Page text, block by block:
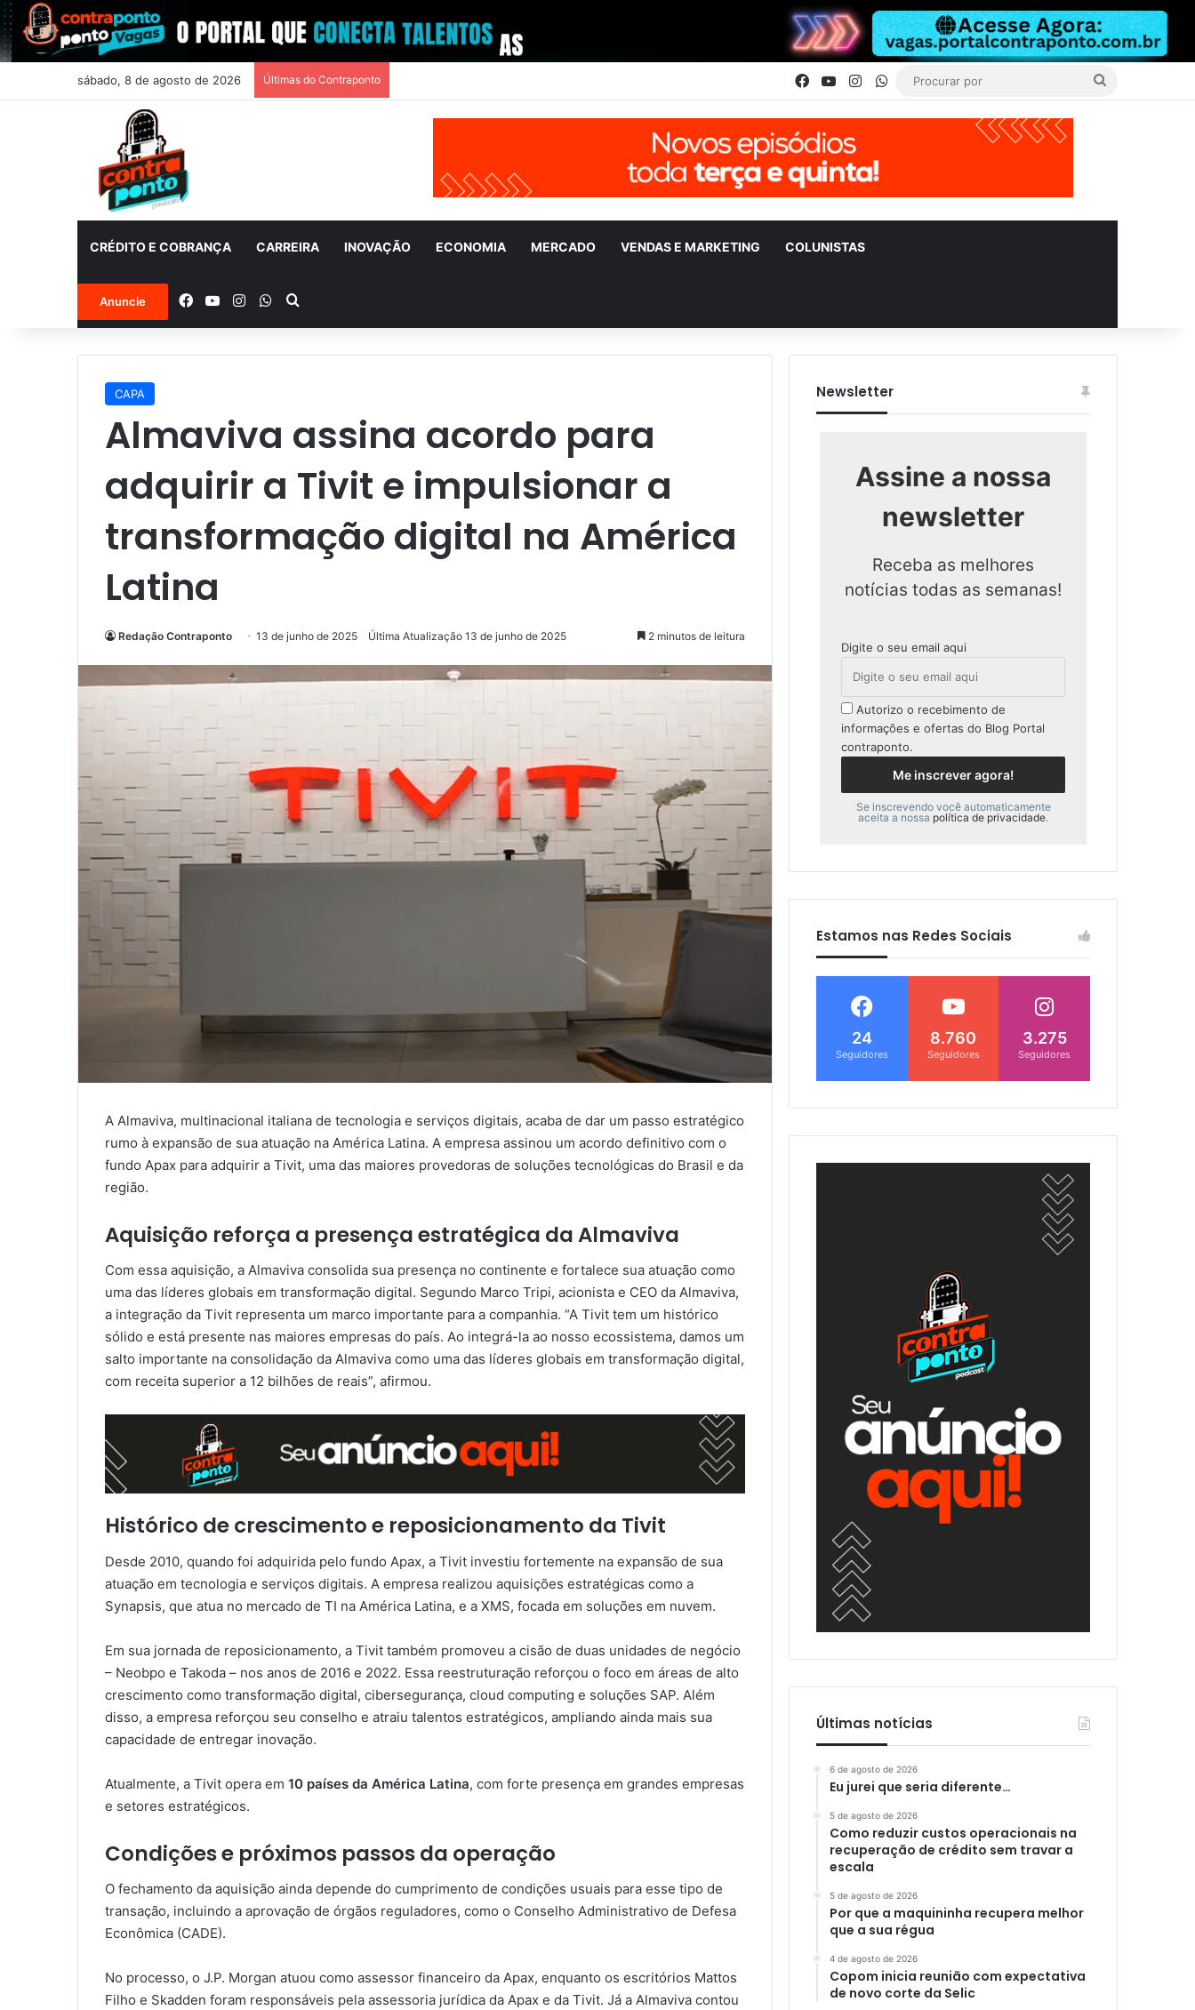
sábado, 8 de agosto de 2026 Últimas do Contraponto Facebook
YouTubeInstagramWhatsApp
CRÉDITO E COBRANÇA CARREIRA INOVAÇÃO ECONOMIA MERCADO VENDAS E MARKETING COLUNISTAS
Anuncie Facebook
YouTubeInstagramWhatsApp
Procurar por
CAPA
Almaviva assina acordo para
adquirir a Tivit e impulsionar a
transformação digital na América
Latina
Redação Contraponto 13 de junho de 2025 Última Atualização 13 de junho de 2025 2 minutos de leitura
A Almaviva, multinacional italiana de tecnologia e serviços digitais, acaba de dar um passo estratégico
rumo à expansão de sua atuação na América Latina. A empresa assinou um acordo definitivo com o
fundo Apax para adquirir a Tivit, uma das maiores provedoras de soluções tecnológicas do Brasil e da
região.
Aquisição reforça a presença estratégica da Almaviva
Com essa aquisição, a Almaviva consolida sua presença no continente e fortalece sua atuação como
uma das líderes globais em transformação digital. Segundo Marco Tripi, acionista e CEO da Almaviva,
a integração da Tivit representa um marco importante para a companhia. “A Tivit tem um histórico
sólido e está presente nas maiores empresas do país. Ao integrá-la ao nosso ecossistema, damos um
salto importante na consolidação da Almaviva como uma das líderes globais em transformação digital,
com receita superior a 12 bilhões de reais”, afirmou.
Histórico de crescimento e reposicionamento da Tivit
Desde 2010, quando foi adquirida pelo fundo Apax, a Tivit investiu fortemente na expansão de sua
atuação em tecnologia e serviços digitais. A empresa realizou aquisições estratégicas como a
Synapsis, que atua no mercado de TI na América Latina, e a XMS, focada em soluções em nuvem.
Em sua jornada de reposicionamento, a Tivit também promoveu a cisão de duas unidades de negócio
– Neobpo e Takoda – nos anos de 2016 e 2022. Essa reestruturação reforçou o foco em áreas de alto
crescimento como transformação digital, cibersegurança, cloud computing e soluções SAP. Além
disso, a empresa reforçou seu conselho e atraiu talentos estratégicos, ampliando ainda mais sua
capacidade de entregar inovação.
Atualmente, a Tivit opera em 10 países da América Latina, com forte presença em grandes empresas
e setores estratégicos.
Condições e próximos passos da operação
O fechamento da aquisição ainda depende do cumprimento de condições usuais para esse tipo de
transação, incluindo a aprovação de órgãos reguladores, como o Conselho Administrativo de Defesa
Econômica (CADE).
No processo, o J.P. Morgan atuou como assessor financeiro da Apax, enquanto os escritórios Mattos
Filho e Skadden foram responsáveis pela assessoria jurídica da Apax e da Tivit. Já a Almaviva contou
Newsletter
Assine a nossa
newsletter
Receba as melhores
notícias todas as semanas!
Digite o seu email aqui
Autorizo o recebimento de
informações e ofertas do Blog Portal
contraponto.
Se inscrevendo você automaticamente
aceita a nossa política de privacidade.
Estamos nas Redes Sociais
24
Seguidores
8.760
Seguidores
3.275
Seguidores
Últimas notícias
6 de agosto de 2026
Eu jurei que seria diferente…
5 de agosto de 2026
Como reduzir custos operacionais na
recuperação de crédito sem travar a
escala
5 de agosto de 2026
Por que a maquininha recupera melhor
que a sua régua
4 de agosto de 2026
Copom inicia reunião com expectativa
de novo corte da Selic